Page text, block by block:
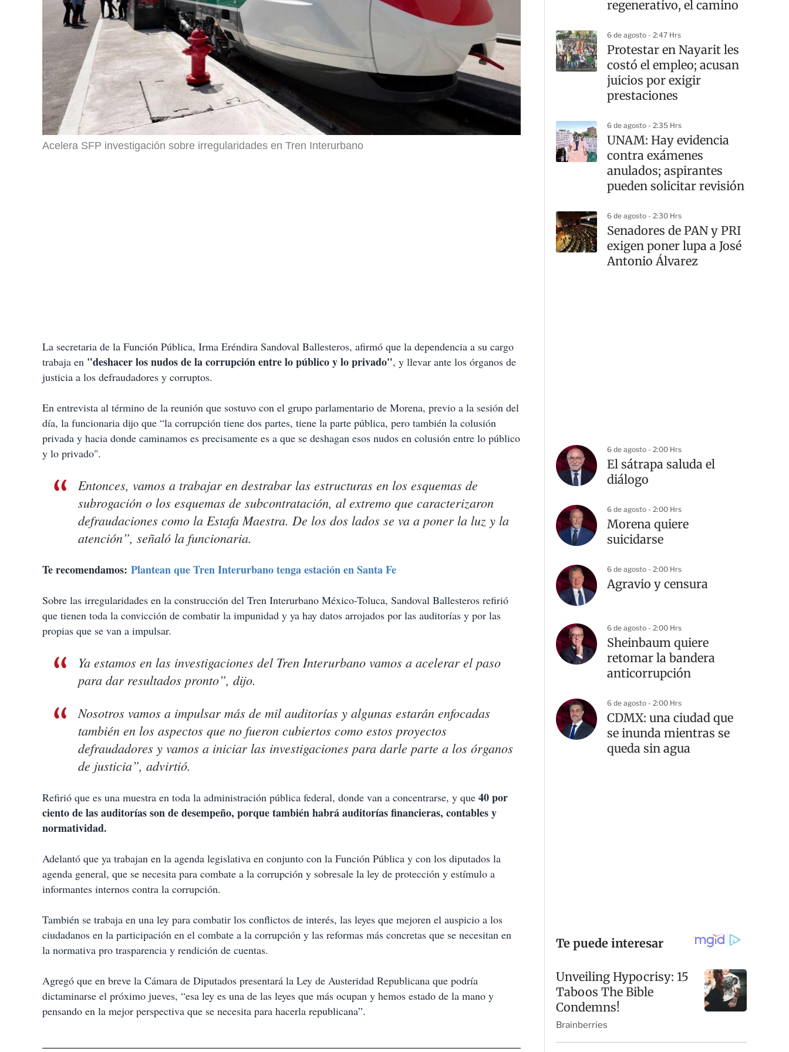
Acelera SFP investigación sobre irregularidades en Tren Interurbano
La secretaria de la Función Pública, Irma Eréndira Sandoval Ballesteros, afirmó que la dependencia a su cargo
trabaja en "deshacer los nudos de la corrupción entre lo público y lo privado", y llevar ante los órganos de
justicia a los defraudadores y corruptos.
En entrevista al término de la reunión que sostuvo con el grupo parlamentario de Morena, previo a la sesión del
día, la funcionaria dijo que “la corrupción tiene dos partes, tiene la parte pública, pero también la colusión
privada y hacia donde caminamos es precisamente es a que se deshagan esos nudos en colusión entre lo público
y lo privado".
Entonces, vamos a trabajar en destrabar las estructuras en los esquemas de
subrogación o los esquemas de subcontratación, al extremo que caracterizaron
defraudaciones como la Estafa Maestra. De los dos lados se va a poner la luz y la
atención”, señaló la funcionaria.
Te recomendamos: Plantean que Tren Interurbano tenga estación en Santa Fe
Sobre las irregularidades en la construcción del Tren Interurbano México-Toluca, Sandoval Ballesteros refirió
que tienen toda la convicción de combatir la impunidad y ya hay datos arrojados por las auditorías y por las
propias que se van a impulsar.
Ya estamos en las investigaciones del Tren Interurbano vamos a acelerar el paso
para dar resultados pronto”, dijo.
Nosotros vamos a impulsar más de mil auditorías y algunas estarán enfocadas
también en los aspectos que no fueron cubiertos como estos proyectos
defraudadores y vamos a iniciar las investigaciones para darle parte a los órganos
de justicia”, advirtió.
Refirió que es una muestra en toda la administración pública federal, donde van a concentrarse, y que 40 por
ciento de las auditorías son de desempeño, porque también habrá auditorías financieras, contables y
normatividad.
Adelantó que ya trabajan en la agenda legislativa en conjunto con la Función Pública y con los diputados la
agenda general, que se necesita para combate a la corrupción y sobresale la ley de protección y estímulo a
informantes internos contra la corrupción.
También se trabaja en una ley para combatir los conflictos de interés, las leyes que mejoren el auspicio a los
ciudadanos en la participación en el combate a la corrupción y las reformas más concretas que se necesitan en
la normativa pro trasparencia y rendición de cuentas.
Agregó que en breve la Cámara de Diputados presentará la Ley de Austeridad Republicana que podría
dictaminarse el próximo jueves, “esa ley es una de las leyes que más ocupan y hemos estado de la mano y
pensando en la mejor perspectiva que se necesita para hacerla republicana”.
regenerativo, el camino
6 de agosto - 2:47 Hrs
Protestar en Nayarit les
costó el empleo; acusan
juicios por exigir
prestaciones
6 de agosto - 2:35 Hrs
UNAM: Hay evidencia
contra exámenes
anulados; aspirantes
pueden solicitar revisión
6 de agosto - 2:30 Hrs
Senadores de PAN y PRI
exigen poner lupa a José
Antonio Álvarez
6 de agosto - 2:00 Hrs
El sátrapa saluda el
diálogo
6 de agosto - 2:00 Hrs
Morena quiere
suicidarse
6 de agosto - 2:00 Hrs
Agravio y censura
6 de agosto - 2:00 Hrs
Sheinbaum quiere
retomar la bandera
anticorrupción
6 de agosto - 2:00 Hrs
CDMX: una ciudad que
se inunda mientras se
queda sin agua